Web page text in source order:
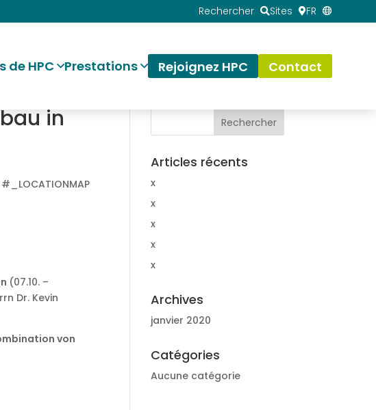
Rechercher Sites FR
de HPC Prestations Rejoignez HPC Contact
in
#_LOCATIONMAP
(07.10. –
Dr. Kevin
von
Articles récents
x
x
x
x
x
Archives
janvier 2020
Catégories
Aucune catégorie